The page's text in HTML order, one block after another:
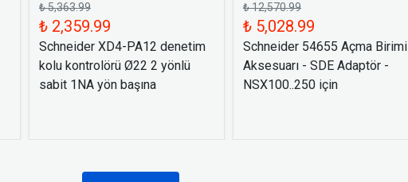
₺ 5,363.99
₺ 2,359.99
Schneider XD4-PA12 denetim
kolu kontrolörü Ø22 2 yönlü
sabit 1NA yön başına
₺ 12,570.99
₺ 5,028.99
Schneider 54655 Açma Birimi
Aksesuarı - SDE Adaptör -
NSX100..250 için